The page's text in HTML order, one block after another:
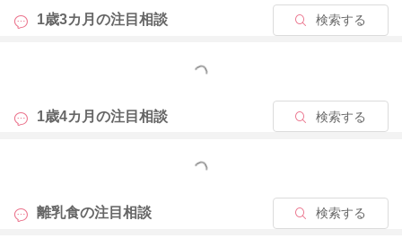
ます。
言われます。 肉の塊や薄くペラペラしたものは奥歯が生えそ
さを感じるものは控えるなどの工夫をして、誤嚥・窒息に注意
【１歳～２歳児には食べにくい食品例】
◉ぺらぺらしたもの(レタス・わかめ) ⇒ 加熱したり細かく刻
む
1歳3カ月の注目相談 検索する
もっと見る
1歳4カ月の注目相談 検索する
もっと見る
離乳食の注目相談 検索する